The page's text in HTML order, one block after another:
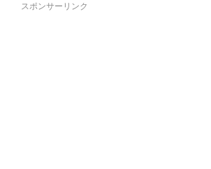
スポンサーリンク